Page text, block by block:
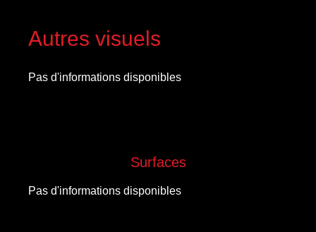
Autres visuels
Pas d'informations disponibles
Surfaces
Pas d'informations disponibles